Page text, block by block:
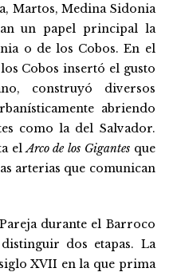
Martos, Medina Sidonia
un papel principal la
o de los Cobos. En el
Cobos insertó el gusto
construyó diversos
abriendo
como la del Salvador.
elArco de los Gigantesque
arterias que comunican
durante el Barroco
dos etapas. La
XVII en la que prima